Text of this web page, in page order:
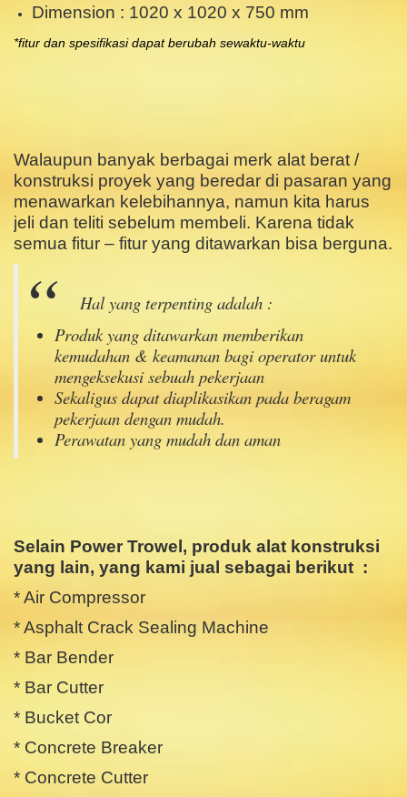
Dimension : 1020 x 1020 x 750 mm
*fitur dan spesifikasi dapat berubah sewaktu-waktu
.
Walaupun banyak berbagai merk alat berat /
konstruksi proyek yang beredar di pasaran yang
menawarkan kelebihannya, namun kita harus
jeli dan teliti sebelum membeli. Karena tidak
semua fitur – fitur yang ditawarkan bisa berguna.
Hal yang terpenting adalah :
Produk yang ditawarkan memberikan
kemudahan & keamanan bagi operator untuk
mengeksekusi sebuah pekerjaan
Sekaligus dapat diaplikasikan pada beragam
pekerjaan dengan mudah.
Perawatan yang mudah dan aman
Selain Power Trowel , produk alat konstruksi
yang lain, yang kami jual sebagai berikut :
* Air Compressor
* Asphalt Crack Sealing Machine
* Bar Bender
* Bar Cutter
* Bucket Cor
* Concrete Breaker
* Concrete Cutter